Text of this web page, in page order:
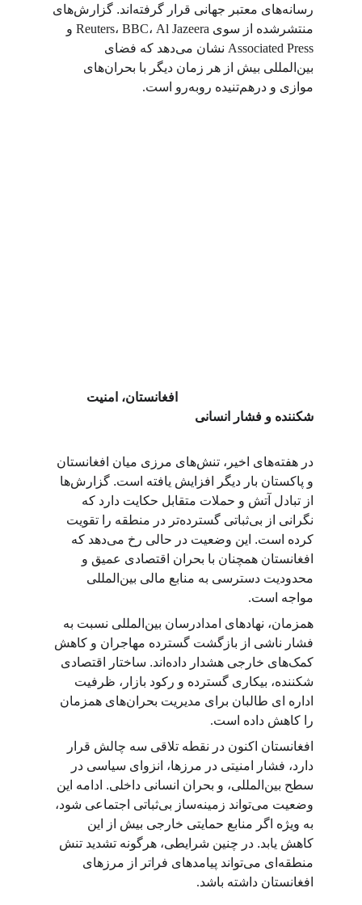
رسانه‌های معتبر جهانی قرار گرفته‌اند. گزارش‌های
منتشرشده از سوی
Reuters، BBC، Al Jazeera
و
Associated Press
نشان می‌دهد که فضای
بین‌المللی بیش از هر زمان دیگر با بحران‌های
موازی و درهم‌تنیده روبه‌رو است
.
                                          افغانستان، امنیت
شکننده و فشار انسانی
در هفته‌های اخیر، تنش‌های مرزی میان افغانستان
و پاکستان بار دیگر افزایش یافته است. گزارش‌ها
از تبادل آتش و حملات متقابل حکایت دارد که
نگرانی از بی‌ثباتی گسترده‌تر در منطقه را تقویت
کرده است. این وضعیت در حالی رخ می‌دهد که
افغانستان همچنان با بحران اقتصادی عمیق و
محدودیت دسترسی به منابع مالی بین‌المللی
مواجه است.
همزمان، نهادهای امدادرسان بین‌المللی نسبت به
فشار ناشی از بازگشت گسترده مهاجران و کاهش
کمک‌های خارجی هشدار داده‌اند. ساختار اقتصادی
شکننده، بیکاری گسترده و رکود بازار، ظرفیت
اداره ای طالبان برای مدیریت بحران‌های همزمان
را کاهش داده است.
افغانستان اکنون در نقطه تلاقی سه چالش قرار
دارد، فشار امنیتی در مرزها، انزوای سیاسی در
سطح بین‌المللی، و بحران انسانی داخلی. ادامه این
وضعیت می‌تواند زمینه‌ساز بی‌ثباتی اجتماعی شود،
به ویژه اگر منابع حمایتی خارجی بیش از این
کاهش یابد. در چنین شرایطی، هرگونه تشدید تنش
منطقه‌ای می‌تواند پیامدهای فراتر از مرزهای
افغانستان داشته باشد.